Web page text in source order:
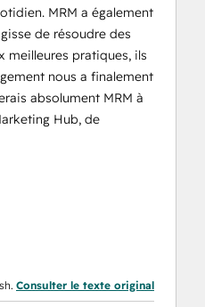
MRM a également
de résoudre des
meilleures pratiques, ils
nous a finalement
absolument MRM à
Hub, de
Consulter le texte original